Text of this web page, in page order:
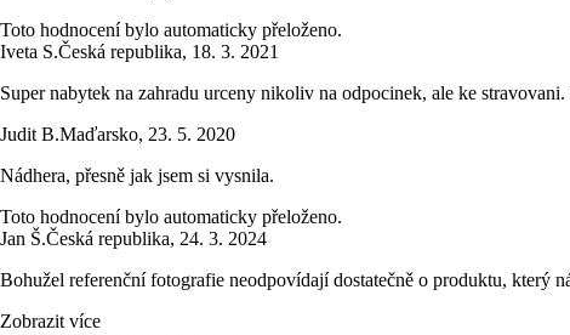
Toto hodnocení bylo automaticky přeloženo.
Iveta S.Česká republika, 18. 3. 2021
Super nabytek na zahradu urceny nikoliv na odpocinek, ale ke stravovani.
Judit B.Maďarsko, 23. 5. 2020
Nádhera, přesně jak jsem si vysnila.
Toto hodnocení bylo automaticky přeloženo.
Jan Š.Česká republika, 24. 3. 2024
Bohužel referenční fotografie neodpovídají dostatečně o produktu, který
Zobrazit více